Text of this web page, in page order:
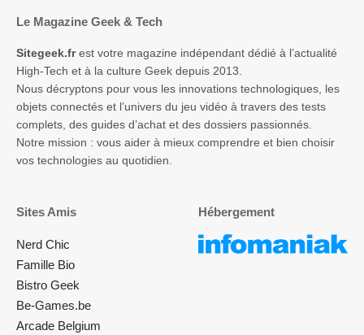
Le Magazine Geek & Tech
Sitegeek.frest votre magazine indépendant dédié à l’actualité
High-Tech et à la culture Geek depuis 2013.
Nous décryptons pour vous les innovations technologiques, les
objets connectés et l’univers du jeu vidéo à travers des tests
complets, des guides d’achat et des dossiers passionnés.
Notre mission : vous aider à mieux comprendre et bien choisir
vos technologies au quotidien.
Sites Amis
Nerd Chic
Famille Bio
Bistro Geek
Be-Games.be
Arcade Belgium
Hébergement